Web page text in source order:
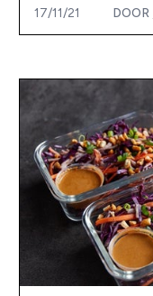
17/11/21 DOOR